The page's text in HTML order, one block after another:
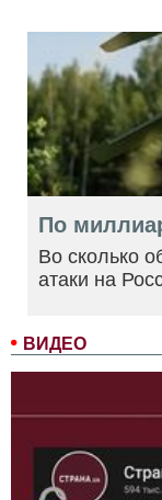
ВИДЕО
По
Во сколько
атаки на